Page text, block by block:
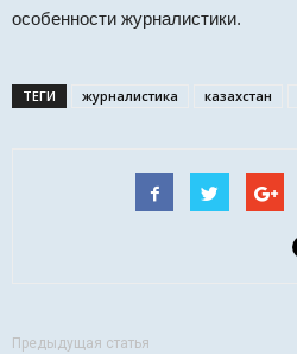
особенности журналистики.
ТЕГИ журналистика казахстан
Предыдущая статья